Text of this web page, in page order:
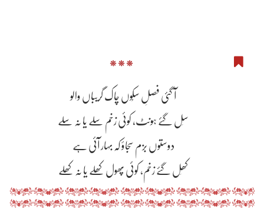
***
آ گئی فصلِ سکُوں چاک گریباں والو
سِل گئے ہونٹ، کوئی زخم سِلے یا نہ سِلے
دوستوں بزم سجاؤ کہ بہار آئی ہے
کھِل گئے زخم، کوئی پھول کھِلے یا نہ کھِلے